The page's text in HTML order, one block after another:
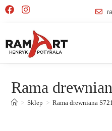
Rama
> Sklep > Rama drewniana